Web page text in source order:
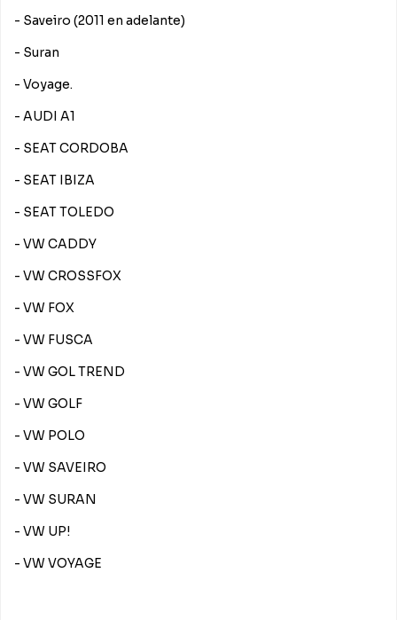
- Saveiro (2011 en adelante)
- Suran
- Voyage.
- AUDI A1
- SEAT CORDOBA
- SEAT IBIZA
- SEAT TOLEDO
- VW CADDY
- VW CROSSFOX
- VW FOX
- VW FUSCA
- VW GOL TREND
- VW GOLF
- VW POLO
- VW SAVEIRO
- VW SURAN
- VW UP!
- VW VOYAGE